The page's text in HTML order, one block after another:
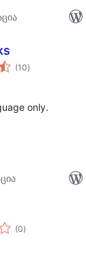
(10საერთო
რეიტინგი
)
only.
(0საერთო
რეიტინგი
)